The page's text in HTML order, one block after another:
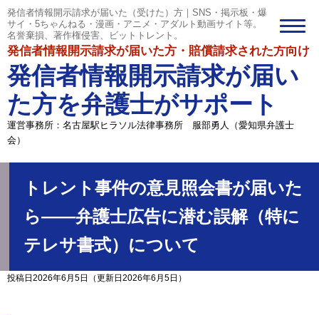
発信者情報開示請求が届いた（受けた）方｜SNS・掲示板・爆
サイ・5ちゃんねる・漫画・アニメ・アダルト動画サイト等。
名誉棄損、著作権侵害、ビットトレント。
発信者情報開示請求が届いた方・賠償請求された方向け
発信者情報開示請求が届い
た方を弁護士がサポート
運営事務所：名古屋駅ヒラソル法律事務所 服部勇人（愛知県弁護士
会）
トレント事件の意見照会書が届いた
ら――弁護士広告に潜む誤解（特に
テレサ書式）について
投稿日2026年6月5日 （更新日2026年6月5日）